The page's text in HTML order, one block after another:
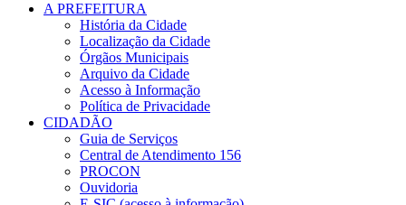
A PREFEITURA
História da Cidade
Localização da Cidade
Órgãos Municipais
Arquivo da Cidade
Acesso à Informação
Política de Privacidade
CIDADÃO
Guia de Serviços
Central de Atendimento 156
PROCON
Ouvidoria